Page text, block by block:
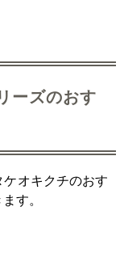
ーズのおす
オキクチのおす
す。